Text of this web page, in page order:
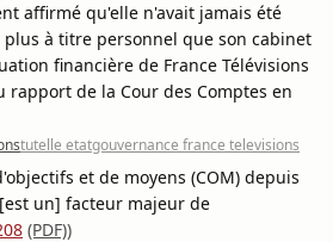
affirmé qu'elle n'avait jamais été
à titre personnel que son cabinet
financière de France Télévisions
de la Cour des Comptes en
tutelle etatgouvernance france televisions
et de moyens (COM) depuis
un] facteur majeur de
(PDF))